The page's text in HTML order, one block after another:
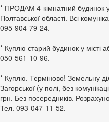
* ПРОДАМ 4-кімнатний будинок
Полтавської області. Всі
095-904-79-24.
* Куплю старий будинок у місті
050-561-10-96.
* Куплю. Терміново! Земельну
Загорської (у полі, без
грн. Без посередників.
Тел. 093-047-11-52.